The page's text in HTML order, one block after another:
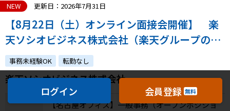
NEW 更新日：2026年7月31日
【8月22日（土）オンライン面接会開催】 楽
天ソシオビジネス株式会社（楽天グループの特
例子会社◎障害の有無にかかわらずチャレンジ
できます）
事務未経験OK 転勤なし
楽天ソシオビジネス株式会社
【名古屋オフィス】一般事務（オープンポジショ
ログイン 会員登録 無料